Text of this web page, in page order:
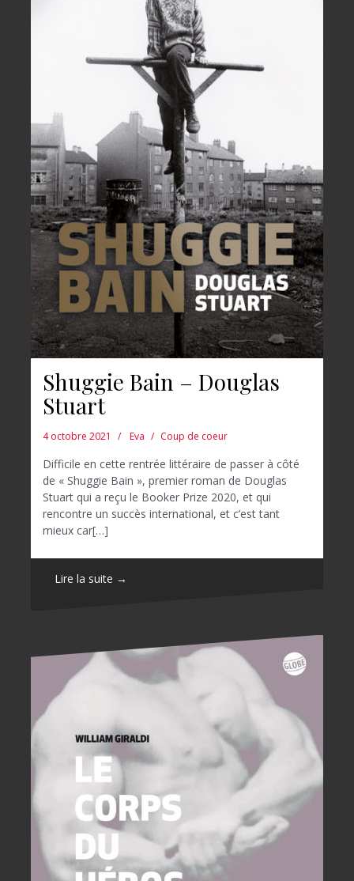
Shuggie Bain – Douglas
Stuart
4 octobre 2021 Eva Coup de coeur
Difficile en cette rentrée littéraire de passer à côté
de « Shuggie Bain », premier roman de Douglas
Stuart qui a reçu le Booker Prize 2020, et qui
rencontre un succès international, et c’est tant
mieux car[…]
Lire la suite →